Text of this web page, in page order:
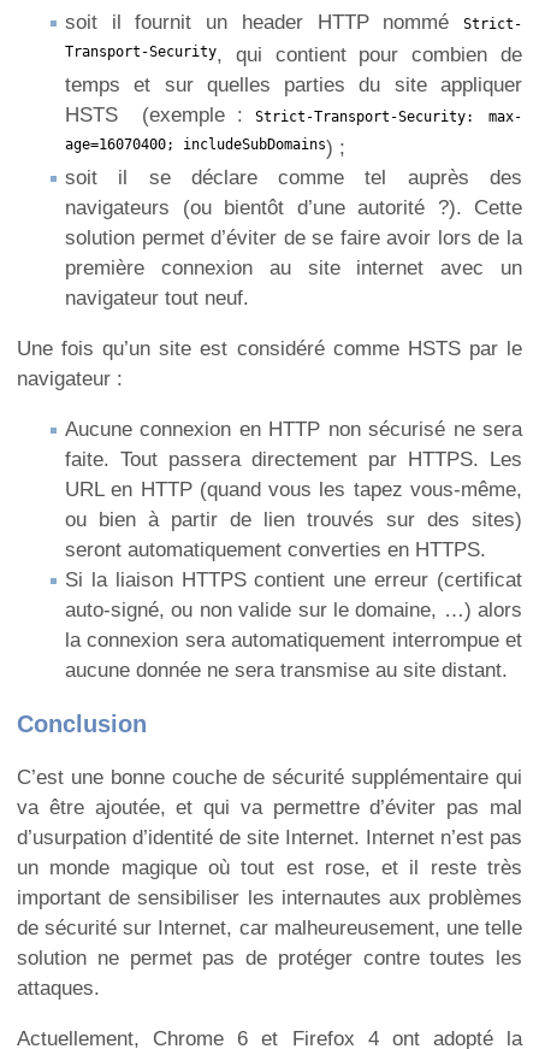
soit il fournit un header HTTP nommé Strict-
Transport-Security, qui contient pour combien de
temps et sur quelles parties du site appliquer
HSTS (exemple :
Strict-Transport-Security: max-
age=16070400; includeSubDomains) ;
soit il se déclare comme tel auprès des
navigateurs (ou bientôt d’une autorité ?). Cette
solution permet d’éviter de se faire avoir lors de la
première connexion au site internet avec un
navigateur tout neuf.
Une fois qu’un site est considéré comme HSTS par le
navigateur :
Aucune connexion en HTTP non sécurisé ne sera
faite. Tout passera directement par HTTPS. Les
URL en HTTP (quand vous les tapez vous-même,
ou bien à partir de lien trouvés sur des sites)
seront automatiquement converties en HTTPS.
Si la liaison HTTPS contient une erreur (certificat
auto-signé, ou non valide sur le domaine, …) alors
la connexion sera automatiquement interrompue et
aucune donnée ne sera transmise au site distant.
Conclusion
C’est une bonne couche de sécurité supplémentaire qui
va être ajoutée, et qui va permettre d’éviter pas mal
d’usurpation d’identité de site Internet. Internet n’est pas
un monde magique où tout est rose, et il reste très
important de sensibiliser les internautes aux problèmes
de sécurité sur Internet, car malheureusement, une telle
solution ne permet pas de protéger contre toutes les
attaques.
Actuellement, Chrome 6 et Firefox 4 ont adopté la